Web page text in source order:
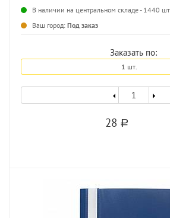
В наличии на центральном складе - 1440
Ваш город: Под заказ
Заказать по:
1 шт.
28 a